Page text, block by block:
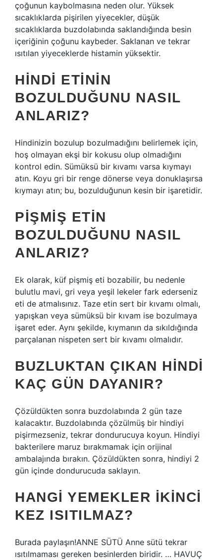
çoğunun kaybolmasına neden olur. Yüksek
sıcaklıklarda pişirilen yiyecekler, düşük
sıcaklıklarda buzdolabında saklandığında besin
içeriğinin çoğunu kaybeder. Saklanan ve tekrar
ısıtılan yiyeceklerde histamin yüksektir.
HINDI ETININ
BOZULDUĞUNU NASIL
ANLARIZ?
Hindinizin bozulup bozulmadığını belirlemek için,
hoş olmayan ekşi bir kokusu olup olmadığını
kontrol edin. Sümüksü bir kıvamı varsa kıymayı
atın. Koyu gri bir renge dönerse veya donuklaşırsa
kıymayı atın; bu, bozulduğunun kesin bir işaretidir.
PIŞMIŞ ETIN
BOZULDUĞUNU NASIL
ANLARIZ?
Ek olarak, küf pişmiş eti bozabilir, bu nedenle
bulutlu mavi, gri veya yeşil lekeler fark ederseniz
eti de atmalısınız. Taze etin sert bir kıvamı olmalı,
yapışkan veya sümüksü bir kıvam ise bozulmaya
işaret eder. Aynı şekilde, kıymanın da sıkıldığında
parçalanan nispeten sert bir kıvamı olmalıdır.
BUZLUKTAN ÇIKAN HINDI
KAÇ GÜN DAYANIR?
Çözüldükten sonra buzdolabında 2 gün taze
kalacaktır. Buzdolabında çözülmüş bir hindiyi
pişirmezseniz, tekrar dondurucuya koyun. Hindiyi
bakterilere maruz bırakmamak için orijinal
ambalajında ​​bırakın. Çözüldükten sonra, hindiyi 2
gün içinde dondurucuda saklayın.
HANGI YEMEKLER IKINCI
KEZ ISITILMAZ?
Burada paylaşın!ANNE SÜTÜ Anne sütü tekrar
ısıtılmaması gereken besinlerden biridir. … HAVUÇ